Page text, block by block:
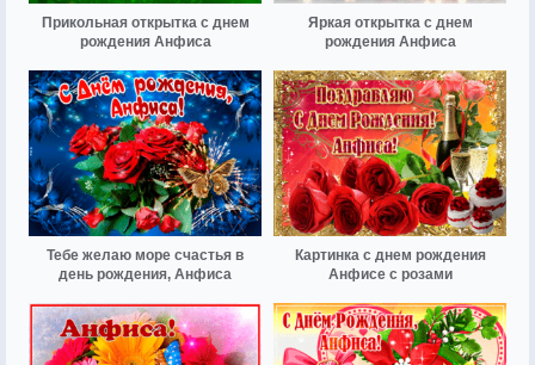
Прикольная открытка с днем
рождения Анфиса
Яркая открытка с днем
рождения Анфиса
Тебе желаю море счастья в
день рождения, Анфиса
Картинка с днем рождения
Анфисе с розами